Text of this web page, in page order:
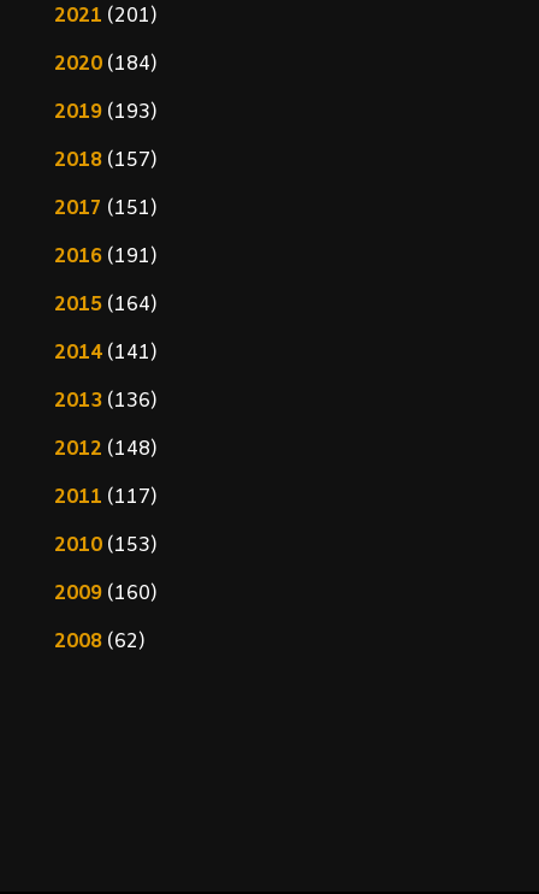
2021 (201)
2020(184)
2019(193)
2018(157)
2017 (151)
2016(191)
2015(164)
2014(141)
2013(136)
2012 (148)
2011 (117)
2010(153)
2009(160)
2008(62)